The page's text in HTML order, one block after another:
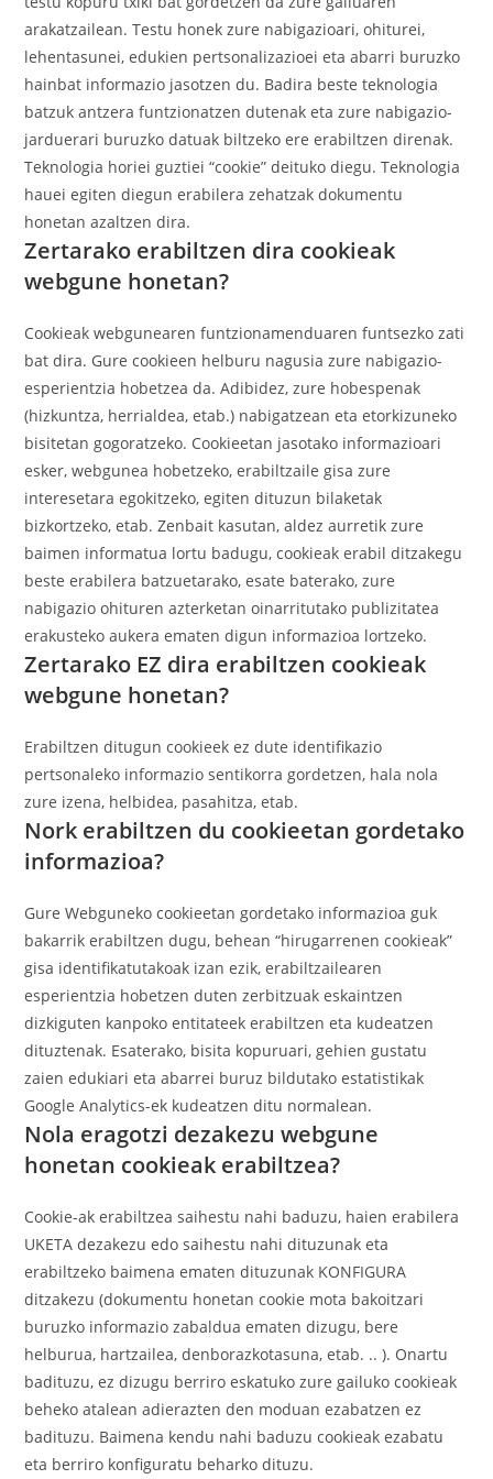
arakatzailean. Testu honek zure nabigazioari, ohiturei,
lehentasunei, edukien pertsonalizazioei eta abarri buruzko
hainbat informazio jasotzen du. Badira beste teknologia
batzuk antzera funtzionatzen dutenak eta zure nabigazio-
jarduerari buruzko datuak biltzeko ere erabiltzen direnak.
Teknologia horiei guztiei “cookie” deituko diegu.Teknologia
hauei egiten diegun erabilera zehatzak dokumentu
honetan azaltzen dira.
Zertarako erabiltzen dira cookieak
webgune honetan?
Cookieak webgunearen funtzionamenduaren funtsezko zati
bat dira. Gure cookieen helburu nagusia zure nabigazio-
esperientzia hobetzea da. Adibidez, zure hobespenak
(hizkuntza, herrialdea, etab.) nabigatzean eta etorkizuneko
bisitetan gogoratzeko. Cookieetan jasotako informazioari
esker, webgunea hobetzeko, erabiltzaile gisa zure
interesetara egokitzeko, egiten dituzun bilaketak
bizkortzeko, etab.Zenbait kasutan, aldez aurretik zure
baimen informatua lortu badugu, cookieak erabil ditzakegu
beste erabilera batzuetarako, esate baterako, zure
nabigazio ohituren azterketan oinarritutako publizitatea
erakusteko aukera ematen digun informazioa lortzeko.
Zertarako EZ dira erabiltzen cookieak
webgune honetan?
Erabiltzen ditugun cookieek ez dute identifikazio
pertsonaleko informazio sentikorra gordetzen, hala nola
zure izena, helbidea, pasahitza, etab.
Nork erabiltzen du cookieetan gordetako
informazioa?
Gure Webguneko cookieetan gordetako informazioa guk
bakarrik erabiltzen dugu, behean “hirugarrenen cookieak”
gisa identifikatutakoak izan ezik, erabiltzailearen
esperientzia hobetzen duten zerbitzuak eskaintzen
dizkiguten kanpoko entitateek erabiltzen eta kudeatzen
dituztenak. Esaterako, bisita kopuruari, gehien gustatu
zaien edukiari eta abarrei buruz bildutako estatistikak
Google Analytics-ek kudeatzen ditu normalean.
Nola eragotzi dezakezu webgune
honetan cookieak erabiltzea?
Cookie-ak erabiltzea saihestu nahi baduzu, haien erabilera
UKETA dezakezu edo saihestu nahi dituzunak eta
erabiltzeko baimena ematen dituzunak KONFIGURA
ditzakezu (dokumentu honetan cookie mota bakoitzari
buruzko informazio zabaldua ematen dizugu, bere
helburua, hartzailea, denborazkotasuna, etab. .. ). Onartu
badituzu, ez dizugu berriro eskatuko zure gailuko cookieak
beheko atalean adierazten den moduan ezabatzen ez
badituzu. Baimena kendu nahi baduzu cookieak ezabatu
eta berriro konfiguratu beharko dituzu.